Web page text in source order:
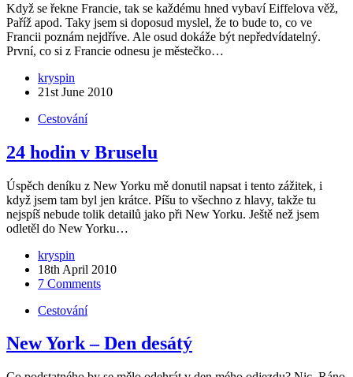
Když se řekne Francie, tak se každému hned vybaví Eiffelova věž,
Paříž apod. Taky jsem si doposud myslel, že to bude to, co ve
Francii poznám nejdříve. Ale osud dokáže být nepředvídatelný.
První, co si z Francie odnesu je městečko…
kryspin
21st June 2010
Cestování
24 hodin v Bruselu
Úspěch deníku z New Yorku mě donutil napsat i tento zážitek, i
když jsem tam byl jen krátce. Píšu to všechno z hlavy, takže tu
nejspíš nebude tolik detailů jako při New Yorku. Ještě než jsem
odletěl do New Yorku…
kryspin
18th April 2010
7 Comments
Cestování
New York – Den desátý